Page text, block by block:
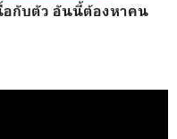
อกับตัว อันนี้ต้องหาคน